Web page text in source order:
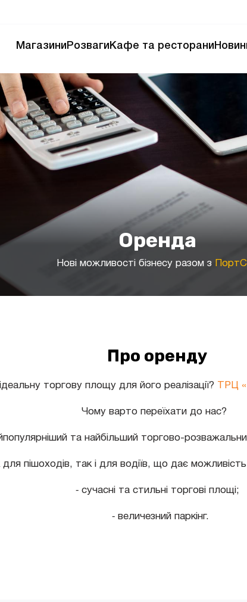
Магазини Розваги Кафе та ресторани
Оренда
Нові можливості бізнесу разом з
Про оренду
торгову площу для його реалізації? ТРЦ
Чому варто переїхати до нас?
та найбільший торгово-
пішоходів, так і для водіїв, що дає
⁃ сучасні та стильні торгові площі;
⁃ величезний паркінг.